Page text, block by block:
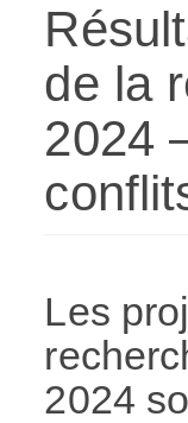
de la
2024
Les
2024